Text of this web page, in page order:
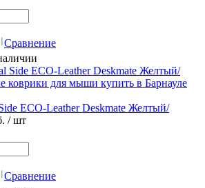
Сравнение
ECO-Leather Deskmate Желтый/
/ шт
Сравнение